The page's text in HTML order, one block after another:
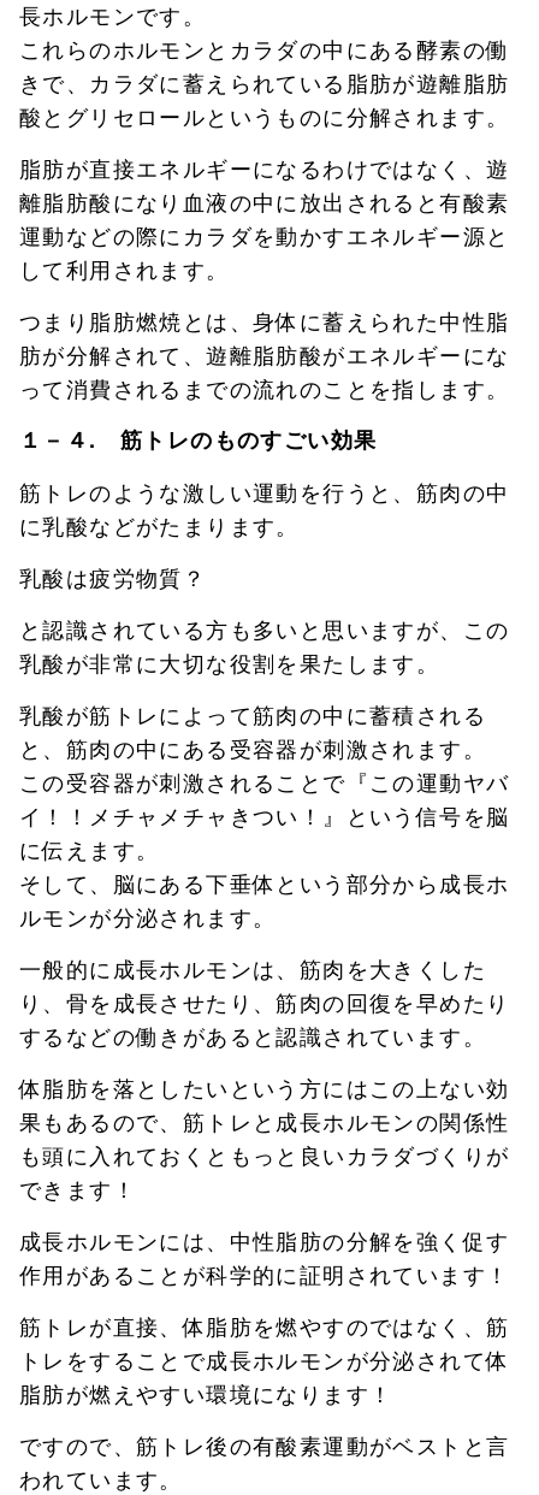
長ホルモンです。
これらのホルモンとカラダの中にある酵素の働
きで、カラダに蓄えられている脂肪が遊離脂肪
酸とグリセロールというものに分解されます。
脂肪が直接エネルギーになるわけではなく、遊
離脂肪酸になり血液の中に放出されると有酸素
運動などの際にカラダを動かすエネルギー源と
して利用されます。
つまり脂肪燃焼とは、身体に蓄えられた中性脂
肪が分解されて、遊離脂肪酸がエネルギーにな
って消費されるまでの流れのことを指します。
１－４. 筋トレのものすごい効果
筋トレのような激しい運動を行うと、筋肉の中
に乳酸などがたまります。
乳酸は疲労物質？
と認識されている方も多いと思いますが、この
乳酸が非常に大切な役割を果たします。
乳酸が筋トレによって筋肉の中に蓄積される
と、筋肉の中にある受容器が刺激されます。
この受容器が刺激されることで『この運動ヤバ
イ！！メチャメチャきつい！』という信号を脳
に伝えます。
そして、脳にある下垂体という部分から成長ホ
ルモンが分泌されます。
一般的に成長ホルモンは、筋肉を大きくした
り、骨を成長させたり、筋肉の回復を早めたり
するなどの働きがあると認識されています。
体脂肪を落としたいという方にはこの上ない効
果もあるので、筋トレと成長ホルモンの関係性
も頭に入れておくともっと良いカラダづくりが
できます！
成長ホルモンには、中性脂肪の分解を強く促す
作用があることが科学的に証明されています！
筋トレが直接、体脂肪を燃やすのではなく、筋
トレをすることで成長ホルモンが分泌されて体
脂肪が燃えやすい環境になります！
ですので、筋トレ後の有酸素運動がベストと言
われています。